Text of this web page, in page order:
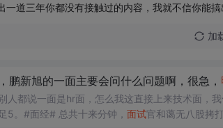
一道三年你都没有接触过的内容，我就不信你能搞
加
鹏新旭的一面主要会问什么问题啊，很急，
人都说一面是hr面，怎么我这直接上来技术面，
5。#面经# 总共十来分钟， 面试官和蔼无八股拷